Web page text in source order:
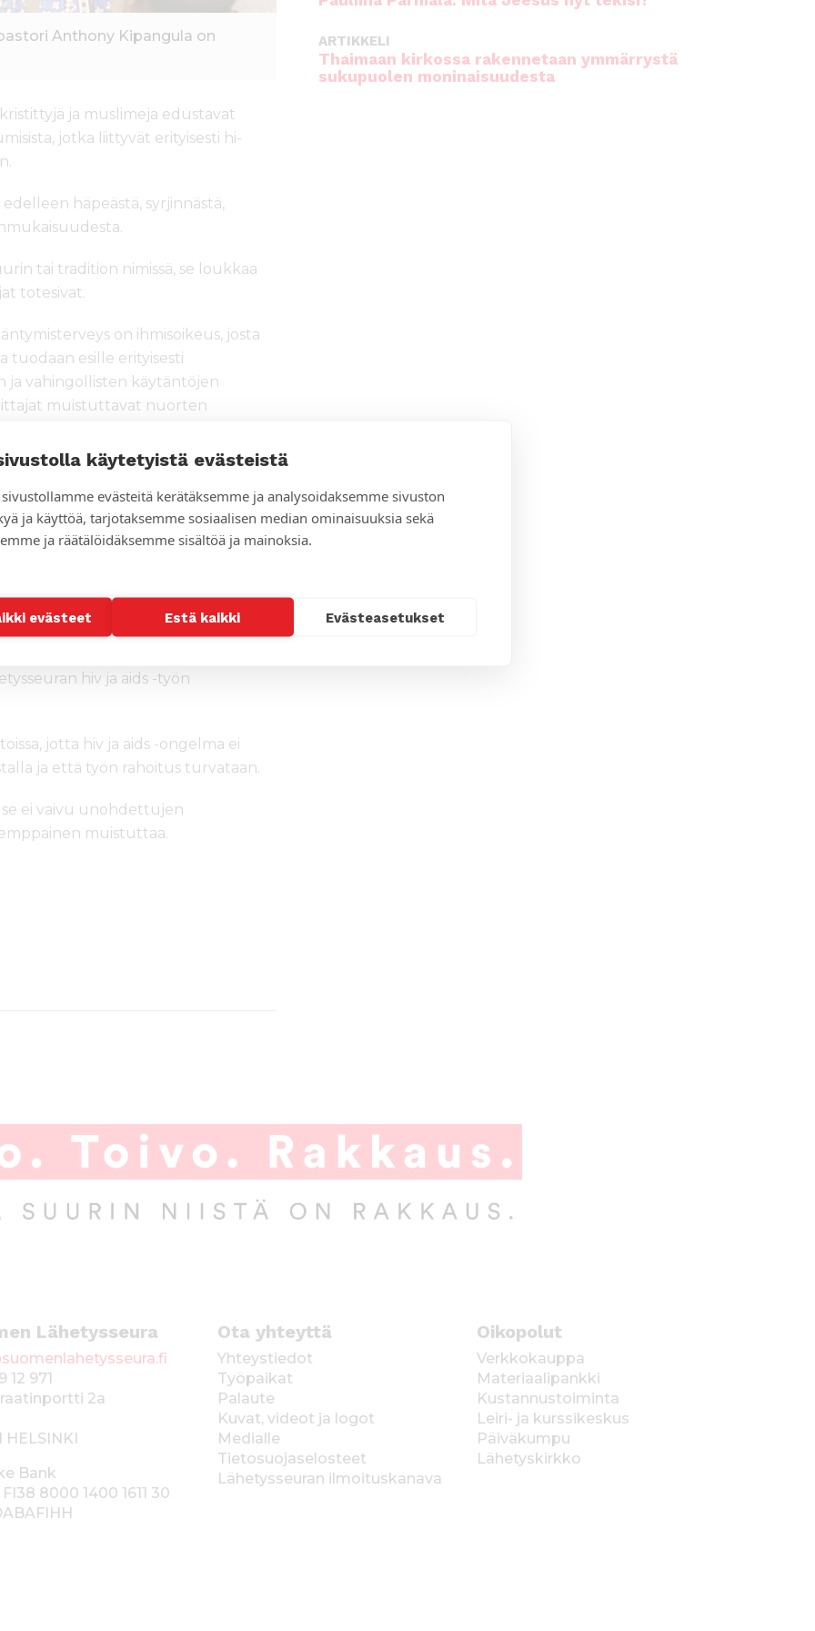
käytetyistä evästeistä
evästeitä kerätäksemme ja analysoidaksemme sivuston
ja käyttöä, tarjotaksemme sosiaalisen median ominaisuuksia sekä
ja räätälöidäksemme sisältöä ja mainoksia.
evästeet Estä kaikki Evästeasetukset
Anthony Kipangula on
ja muslimeja edustavat
jotka liittyvät erityisesti hi-
häpeästä, syrjinnästä,
tai tradition nimissä, se loukkaa
totesivat.
on ihmisoikeus, josta
tuodaan esille erityisesti
ja vahingollisten käytäntöjen
muistuttavat nuorten
perhesuunnittelun
ihmisten asianmukaisesta
läpileikkaavana teemana.
– erityisesti kirkkojen
liittyvän häpeän purkamisessa ja
haluavat esiintyä samassa
ja sairastuneiden
hiv ja aids -työn
jotta hiv ja aids -ongelma ei
ja että työn rahoitus turvataan.
se ei vaivu unohdettujen
muistuttaa.
ARTIKKELI
Thaimaan kirkossa rakennetaan ymmärrystä
sukupuolen moninaisuudesta
Lähetysseura
12 971
2a
HELSINKI
Bank
FI38 8000 1400 1611 30
Ota yhteyttä
Yhteystiedot
Työpaikat
Palaute
Kuvat, videot ja logot
Medialle
Tietosuojaselosteet
Lähetysseuran ilmoituskanava
Oikopolut
Verkkokauppa
Materiaalipankki
Kustannustoiminta
Leiri- ja kurssikeskus
Päiväkumpu
Lähetyskirkko